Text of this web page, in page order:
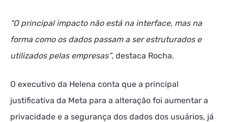
“O principal impacto não está na interface, mas na
forma como os dados passam a ser estruturados e
utilizados pelas empresas”, destaca Rocha.
O executivo da Helena conta que a principal
justificativa da Meta para a alteração foi aumentar a
privacidade e a segurança dos dados dos usuários, já